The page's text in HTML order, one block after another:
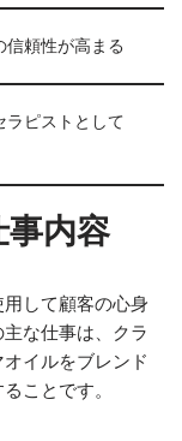
信頼性が高まる
ラピストとして
内容
して顧客の心身
な仕事は、クラ
イルをブレンド
ことです。